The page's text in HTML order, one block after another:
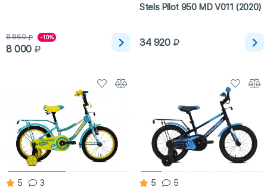
8 860 -10%
8 000
Stels Pilot 950 MD V011 (2020)
34 920
5 3 5 5